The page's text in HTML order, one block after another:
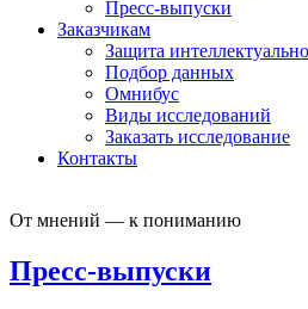
Пресс-выпуски
Заказчикам
Защита
Подбор данных
Омнибус
Виды исследований
Заказать исследование
Контакты
От мнений — к пониманию
Пресс-выпуски